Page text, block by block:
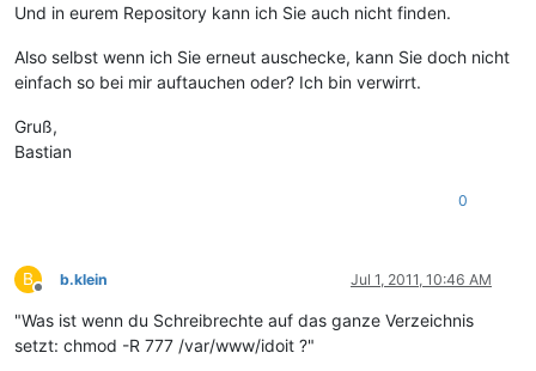
Und in eurem Repository kann ich Sie auch nicht finden.
Also selbst wenn ich Sie erneut auschecke, kann Sie doch nicht
einfach so bei mir auftauchen oder? Ich bin verwirrt.
Gruß,
Bastian
0
B
Offline
b.klein Jul 1, 2011, 10:46 AM
"Was ist wenn du Schreibrechte auf das ganze Verzeichnis
setzt: chmod -R 777 /var/www/idoit ?"